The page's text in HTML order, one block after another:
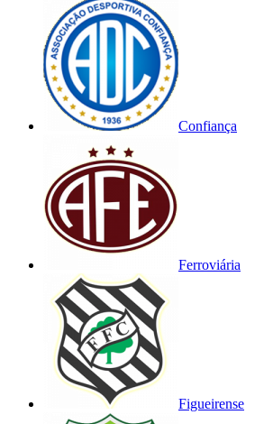
Confiança
Ferroviária
Figueirense